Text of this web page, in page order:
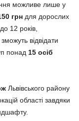
можливе лише у
грн для дорослих
12 років,
відвідати
понад 15 осіб
Львівського району
області завдяки